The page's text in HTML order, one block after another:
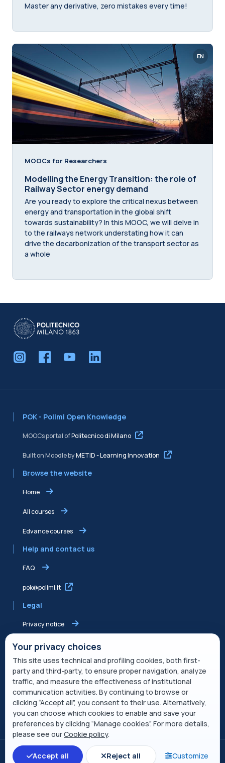
Master any derivative, zero mistakes every time!
EN
MOOCs for Researchers
Modelling the Energy Transition: the role of
Railway Sector energy demand
Are you ready to explore the critical nexus between
energy and transportation in the global shift
towards sustainability? In this MOOC, we will delve in
to the railways network understating how it can
drive the decarbonization of the transport sector as
a whole
«
Previous page
1 12 13 14
20
21 29 Next page
POK - Polimi Open Knowledge
MOOCs portal ofPolitecnico di Milano
Built on Moodle byMETID - Learning Innovation
Browse the website
Home
All courses
Edvance courses
Help and contact us
FAQ
pok@polimi.it
Legal
Privacy notice
Shared Edvance privacy notice
Terms of service
Cookie Policy
Service description
Switch to the standard theme
Your privacy choices
This site uses technical and profiling cookies, both first-
party and third-party, to ensure proper navigation, analyze
traffic, and measure the effectiveness of institutional
communication activities. By continuing to browse or
clicking “Accept all”, you consent to their use. Alternatively,
you can choose which cookies to enable and save your
preferences by clicking “Manage cookies”. For more details,
please see ourCookie policy.
Accept all Reject all Customize